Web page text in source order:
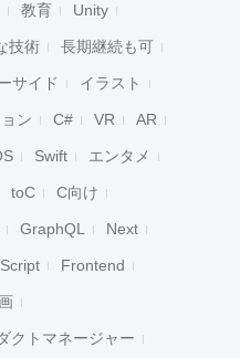
教育 Unity
技術 長期継続も可
サイド イラスト
ン C# VR AR
Swift エンタメ
toC C向け
GraphQL Next
Frontend
クトマネージャー